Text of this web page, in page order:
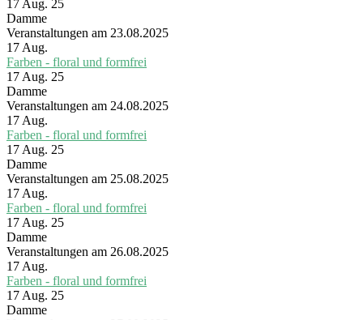
17 Aug. 25
Damme
Veranstaltungen am 23.08.2025
17Aug.
Farben - floral und formfrei
17 Aug. 25
Damme
Veranstaltungen am 24.08.2025
17Aug.
Farben - floral und formfrei
17 Aug. 25
Damme
Veranstaltungen am 25.08.2025
17Aug.
Farben - floral und formfrei
17 Aug. 25
Damme
Veranstaltungen am 26.08.2025
17Aug.
Farben - floral und formfrei
17 Aug. 25
Damme